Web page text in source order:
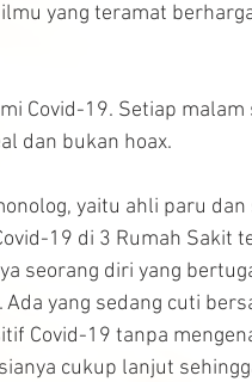
yang teramat
Covid-19. Setiap
dan bukan hoax.
yaitu ahli paru
19 di 3 Rumah Sakit
seorang diri yang
Ada yang sedang cuti
Covid-19 tanpa
cukup lanjut